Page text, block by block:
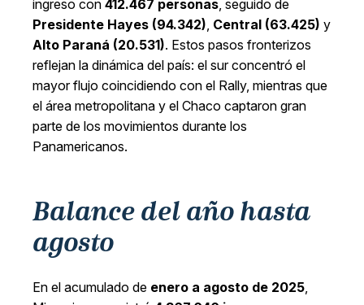
ingreso con 412.467 personas , seguido de
Presidente Hayes (94.342) Central (63.425) y
Alto Paraná (20.531). Estos pasos fronterizos
reflejan la dinámica del país: el sur concentró el
mayor flujo coincidiendo con el Rally, mientras que
el área metropolitana y el Chaco captaron gran
parte de los movimientos durante los
Panamericanos.
Balance del año hasta
agosto
En el acumulado de enero a agosto de 2025